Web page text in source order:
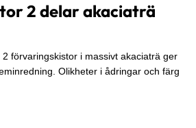
2 delar akaciaträ
förvaringskistor i massivt akaciaträ ger
Olikheter i ådringar och färg